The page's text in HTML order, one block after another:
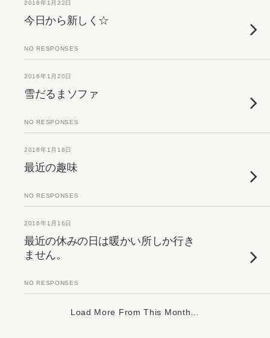
2016年1月22日
今日から新しく☆
NO RESPONSES
2016年1月20日
雪だるまソファ
NO RESPONSES
2016年1月18日
最近の趣味
NO RESPONSES
2016年1月16日
最近の休みの日は暖かい所しか行き
ません。
NO RESPONSES
Load More From This Month…